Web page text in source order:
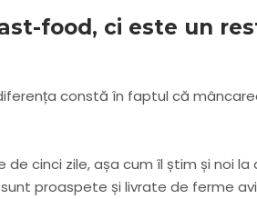
food, ci este un
constă în faptul că
cinci zile, așa cum îl știm și noi
proaspete și livrate de ferme